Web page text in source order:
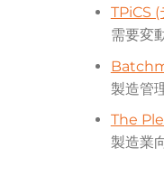
TPiCS (
需要変
製造管
The
製造業